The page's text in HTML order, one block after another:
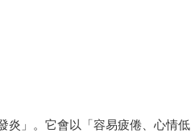
炎」。它會以「容易疲倦、心情低